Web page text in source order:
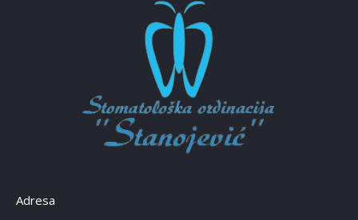
Adresa